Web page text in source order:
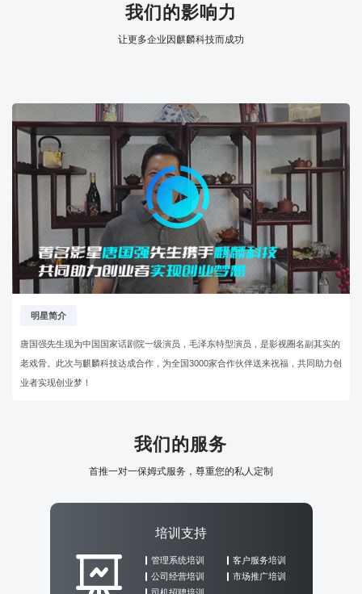
我们的影响力
让更多企业因麒麟科技而成功
明星简介
唐国强先生现为中国国家话剧院一级演员，毛泽东特型演员，是影视圈名副其实的
老戏骨。此次与麒麟科技达成合作，为全国3000家合作伙伴送来祝福，共同助力创
业者实现创业梦！
我们的服务
首推一对一保姆式服务，尊重您的私人定制
培训支持
管理系统培训
公司经营培训
司机招聘培训
客户服务培训
市场推广培训